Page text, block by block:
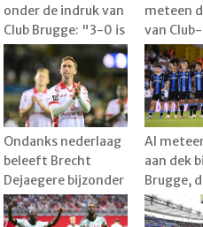
onder de indruk van
Club Brugge: "3-0 is
overdreven"
meteen
van
Leko
het pas
Ondanks nederlaag
beleeft Brecht
Dejaegere bijzonder
familiemoment:
"Dat was heel leuk"
Al
aan dek
Brugge,
misstap